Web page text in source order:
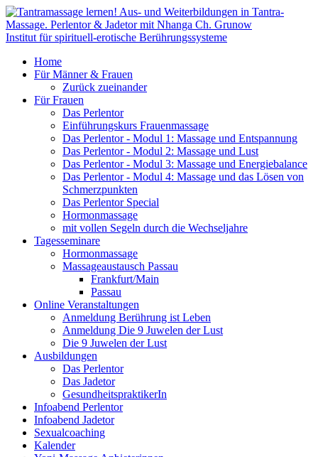
Institut für spirituell-erotische Berührungssysteme
Home
Für Männer & Frauen
Zurück zueinander
Für Frauen
Das Perlentor
Einführungskurs Frauenmassage
Das Perlentor - Modul 1: Massage und Entspannung
Das Perlentor - Modul 2: Massage und Lust
Das Perlentor - Modul 3: Massage und Energiebalance
Das Perlentor - Modul 4: Massage und das Lösen von
Schmerzpunkten
Das Perlentor Special
Hormonmassage
mit vollen Segeln durch die Wechseljahre
Tagesseminare
Hormonmassage
Massageaustausch Passau
Frankfurt/Main
Passau
Online Veranstaltungen
Anmeldung Berührung ist Leben
Anmeldung Die 9 Juwelen der Lust
Die 9 Juwelen der Lust
Ausbildungen
Das Perlentor
Das Jadetor
GesundheitspraktikerIn
Infoabend Perlentor
Infoabend Jadetor
Sexualcoaching
Kalender